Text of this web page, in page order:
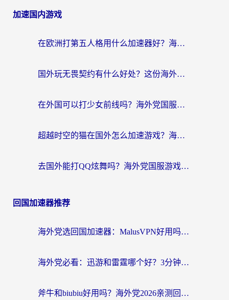
加速国内游戏
在欧洲打第五人格用什么加速器好？海外党亲测有效的国服游戏加速方案
国外玩无畏契约有什么好处？这份海外国服游戏加速指南帮你解决90%的卡顿问题
在外国可以打少女前线吗？海外党国服游戏畅玩终极指南（附避坑技巧）
超越时空的猫在国外怎么加速游戏？海外玩家国服畅玩终极指南
去国外能打QQ炫舞吗？海外党国服游戏不卡顿的终极指南
回国加速器推荐
海外党选回国加速器：MalusVPN好用吗？和快帆VPN哪个好？附真实对比与避坑指南
海外党必看：迅游和雷霆哪个好？3分钟教你选对回国加速器，无缝刷国内剧玩手游
斧牛和biubiu好用吗？海外党2026亲测回国加速器指南，附番茄加速器深度体验